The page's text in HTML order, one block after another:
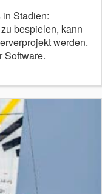
in Stadien:
bespielen, kann
werden.
Software.